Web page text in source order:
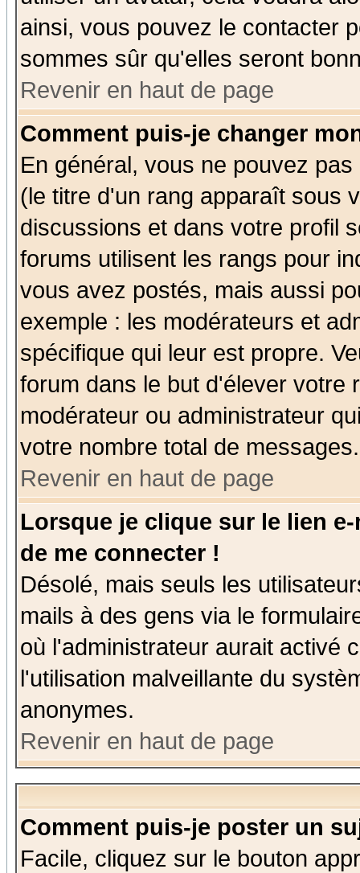
ainsi, vous pouvez le contacter
sommes sûr qu'elles seront
Revenir en haut de page
Comment puis-je changer
En général, vous ne pouvez
(le titre d'un rang apparaît sous
discussions et dans votre profil
forums utilisent les rangs pour
vous avez postés, mais aussi
exemple : les modérateurs et
spécifique qui leur est propre.
forum dans le but d'élever votre
modérateur ou administrateur
votre nombre total de messages.
Revenir en haut de page
Lorsque je clique sur le lien
de me connecter !
Désolé, mais seuls les
mails à des gens via le
où l'administrateur aurait activé
l'utilisation malveillante du
anonymes.
Revenir en haut de page
Comment puis-je poster un
Facile, cliquez sur le bouton